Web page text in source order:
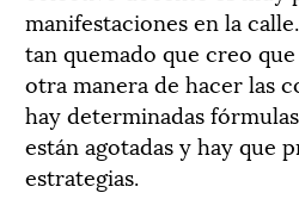
manifestaciones en la
tan quemado que creo
otra manera de hacer las
hay determinadas
están agotadas y hay que
estrategias.